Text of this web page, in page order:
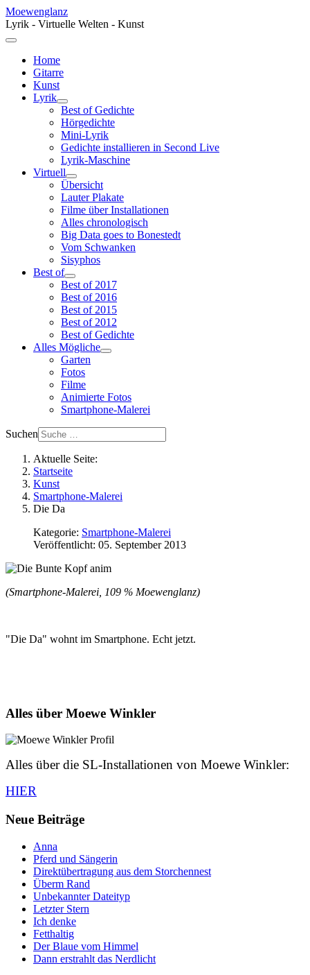
Moewenglanz
Lyrik - Virtuelle Welten - Kunst
Home
Gitarre
Kunst
Lyrik
Best of Gedichte
Hörgedichte
Mini-Lyrik
Gedichte installieren in Second Live
Lyrik-Maschine
Virtuell
Übersicht
Lauter Plakate
Filme über Installationen
Alles chronologisch
Big Data goes to Bonestedt
Vom Schwanken
Sisyphos
Best of
Best of 2017
Best of 2016
Best of 2015
Best of 2012
Best of Gedichte
Alles Mögliche
Garten
Fotos
Filme
Animierte Fotos
Smartphone-Malerei
Suchen
Aktuelle Seite:
Startseite
Kunst
Smartphone-Malerei
Die Da
Kategorie: Smartphone-Malerei
Veröffentlicht: 05. September 2013
(Smartphone-Malerei, 109 % Moewenglanz)
"Die Da" wohnt im Smartphone. Echt jetzt.
Alles über Moewe Winkler
Alles über die SL-Installationen von Moewe Winkler:
HIER
Neue Beiträge
Anna
Pferd und Sängerin
Direktübertragung aus dem Storchennest
Überm Rand
Unbekannter Dateityp
Letzter Stern
Ich denke
Fetthaltig
Der Blaue vom Himmel
Dann erstrahlt das Nerdlicht